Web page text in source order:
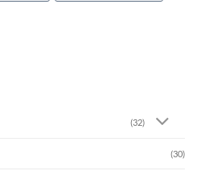
(32)
(30)